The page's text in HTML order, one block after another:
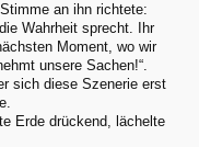
an ihn richtete:
Wahrheit sprecht. Ihr
Moment, wo wir
unsere Sachen!“.
sich diese Szenerie erst
Erde drückend, lächelte